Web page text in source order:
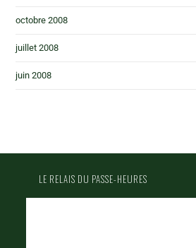
octobre 2008
juillet 2008
juin 2008
LE RELAIS DU PASSE-HEURES